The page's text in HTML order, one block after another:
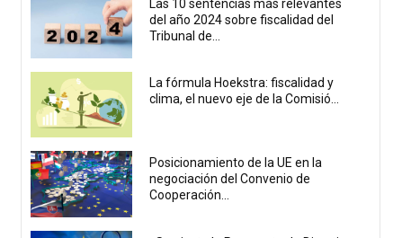
Las 10 sentencias más relevantes
del año 2024 sobre fiscalidad del
Tribunal de...
La fórmula Hoekstra: fiscalidad y
clima, el nuevo eje de la Comisió...
Posicionamiento de la UE en la
negociación del Convenio de
Cooperación...